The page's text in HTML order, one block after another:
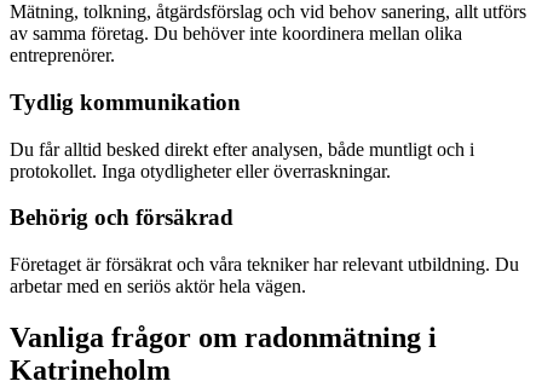
Mätning, tolkning, åtgärdsförslag och vid behov sanering, allt utförs
av samma företag. Du behöver inte koordinera mellan olika
entreprenörer.
Tydlig kommunikation
Du får alltid besked direkt efter analysen, både muntligt och i
protokollet. Inga otydligheter eller överraskningar.
Behörig och försäkrad
Företaget är försäkrat och våra tekniker har relevant utbildning. Du
arbetar med en seriös aktör hela vägen.
Vanliga frågor om radonmätning i
Katrineholm